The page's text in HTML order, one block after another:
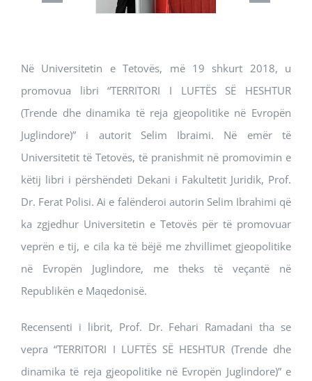
Në Universitetin e Tetovës, më 19 shkurt 2018, u
promovua libri “TERRITORI I LUFTËS SË HESHTUR
(Trende dhe dinamika të reja gjeopolitike në Evropën
Juglindore)” i autorit Selim Ibraimi. Në emër të
Universitetit të Tetovës, të pranishmit në promovimin e
këtij libri i përshëndeti Dekani i Fakultetit Juridik, Prof.
Dr. Ferat Polisi. Ai e falënderoi autorin Selim Ibrahimi që
ka zgjedhur Universitetin e Tetovës për të promovuar
veprën e tij, e cila ka të bëjë me zhvillimet gjeopolitike
në Evropën Juglindore, me theks të veçantë në
Republikën e Maqedonisë.
Recensenti i librit, Prof. Dr. Fehari Ramadani tha se
vepra “TERRITORI I LUFTËS SË HESHTUR (Trende dhe
dinamika të reja gjeopolitike në Evropën Juglindore)” e